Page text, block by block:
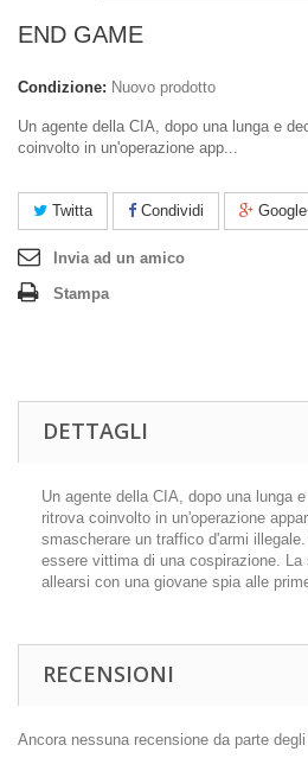
END GAME
Condizione: Nuovo prodotto
Un agente della CIA, dopo una lunga e
coinvolto in un'operazione app...
Twitta Condividi
Invia ad un amico
Stampa
DETTAGLI
Un agente della CIA, dopo una lunga
ritrova coinvolto in un'operazione
smascherare un traffico d'armi
essere vittima di una cospirazione. La
allearsi con una giovane spia alle
RECENSIONI
Ancora nessuna recensione da parte